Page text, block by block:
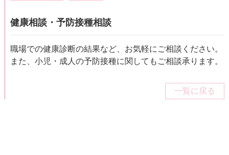
健康相談・予防接種相談
職場での健康診断の結果など、お気軽にご相談ください。
また、小児・成人の予防接種に関してもご相談承ります。
一覧に戻る